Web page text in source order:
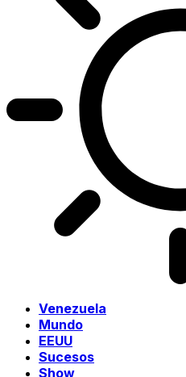
Venezuela
Mundo
EEUU
Sucesos
Show